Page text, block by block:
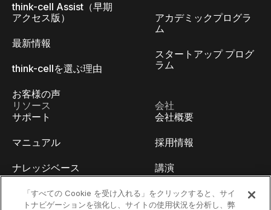
think-cell Assist（早期
アクセス版）
最新情報
think-cellを選ぶ理由
お客様の声
アカデミックプログラ
ム
スタートアップ プログ
ラム
リソース
サポート
マニュアル
ナレッジベース
think-cell Academy
会社
会社概要
採用情報
講演
イベント
「すべての Cookie を受け入れる」をクリックすると、サイ
トナビゲーションを強化し、サイトの使用状況を分析し、弊